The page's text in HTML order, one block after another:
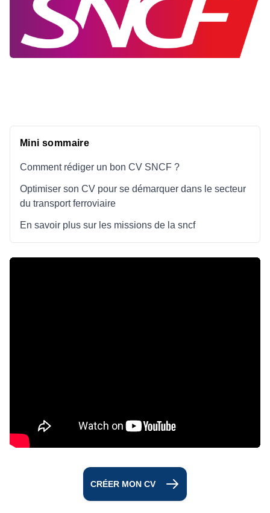
Mini sommaire
Comment rédiger un bon CV SNCF ?
Optimiser son CV pour se démarquer dans le secteur
du transport ferroviaire
En savoir plus sur les missions de la sncf
CRÉER MON CV